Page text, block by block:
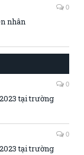
0
nhân
0
tại trường
0
tại trường